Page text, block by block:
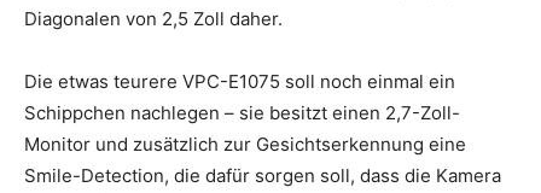
Diagonalen von 2,5 Zoll daher.
Die etwas teurere VPC-E1075 soll noch einmal ein
Schippchen nachlegen – sie besitzt einen 2,7-Zoll-
Monitor und zusätzlich zur Gesichtserkennung eine
Smile-Detection, die dafür sorgen soll, dass die Kamera